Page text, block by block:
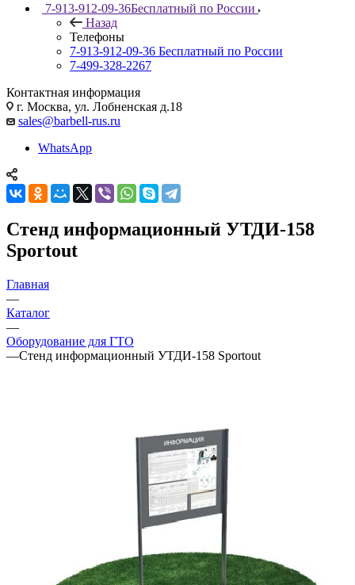
7-913-912-09-36Бесплатный по России
Назад
Телефоны
7-913-912-09-36 Бесплатный по России
7-499-328-2267
Контактная информация
г. Москва, ул. Лобненская д.18
sales@barbell-rus.ru
WhatsApp
Стенд информационный УТДИ-158
Sportout
Главная
—
Каталог
—
Оборудование для ГТО
—Стенд информационный УТДИ-158 Sportout